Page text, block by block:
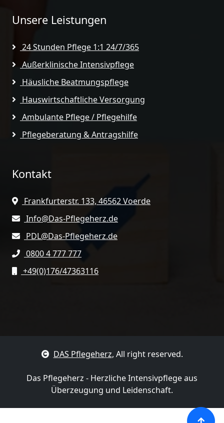
Unsere Leistungen
24 Stunden Pflege 1:1 24/7/365
Außerklinische Intensivpflege
Häusliche Beatmungspflege
Hauswirtschaftliche Versorgung
Ambulante Pflege / Pflegehilfe
Pflegeberatung & Antragshilfe
Kontakt
Frankfurterstr. 133, 46562 Voerde
Info@Das-Pflegeherz.de
PDL@Das-Pflegeherz.de
0800 4 777 777
+49(0)176/47363116
DAS Pflegeherz, All right reserved.
Das Pflegeherz - Herzliche Intensivpflege aus
Überzeugung und Leidenschaft.